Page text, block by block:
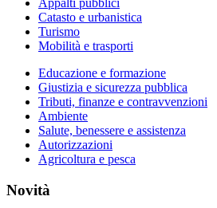
Catasto e urbanistica
Turismo
Mobilità e trasporti
Educazione e formazione
Giustizia e sicurezza pubblica
Tributi, finanze e contravvenzioni
Ambiente
Salute, benessere e assistenza
Autorizzazioni
Agricoltura e pesca
Novità